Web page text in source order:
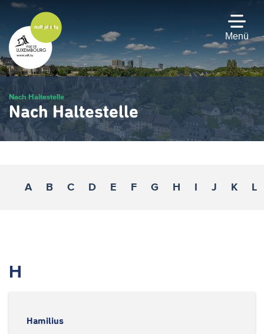
Zum
Hauptinhalt
gehen
Menü
Nach Haltestelle
Nach Haltestelle
A B C D E F G H I J K L
H
Hamilius